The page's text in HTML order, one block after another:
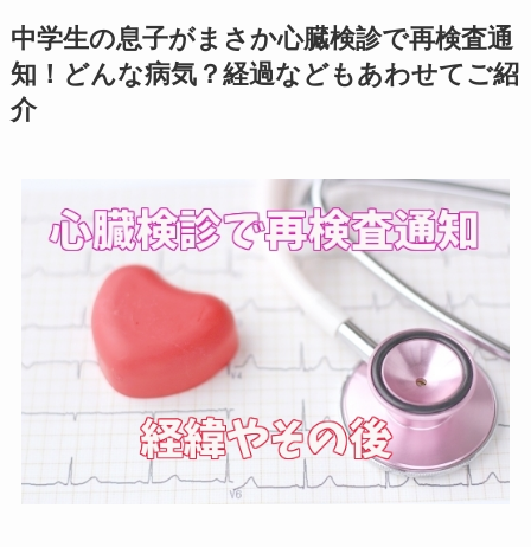
中学生の息子がまさか心臓検診で再検査通
知！どんな病気？経過などもあわせてご紹
介